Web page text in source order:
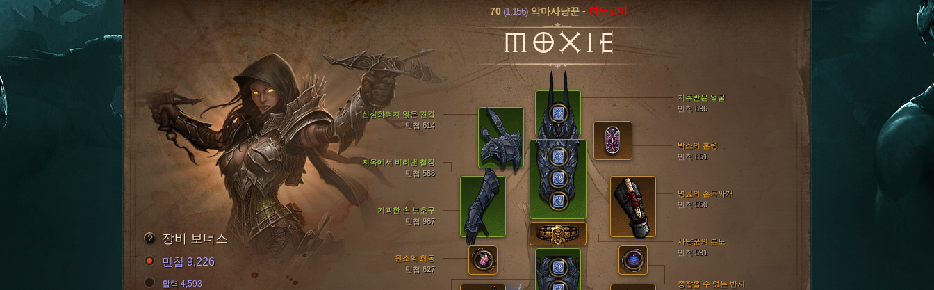
70 (1,156)악마사냥꾼 - 하드코어
MOXIE
저주받은 얼굴
민첩 896
지옥에서 벼려낸 철장
민첩 588
기괴한 손 보호구
민첩 967
신성화되지 않은 견갑
민첩 614
명료의 손목싸개
민첩 550
사냥꾼의 분노
민첩 591
종잡을 수 없는 반지
원소의 회동
민첩 627
박소의 혼령
민첩 851
장비 보너스
민첩 9,226
활력 4,593